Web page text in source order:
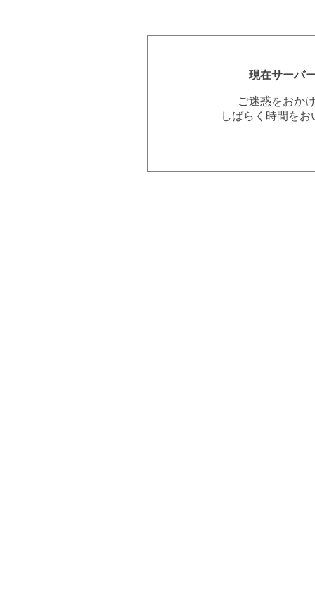
現在サーバ
ご迷惑をおか
しばらく時間を